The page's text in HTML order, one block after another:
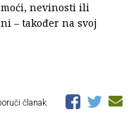
nevinosti ili
– također na svoj
članak